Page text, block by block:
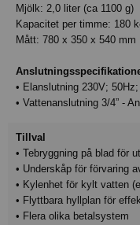
Mjölk: 2,0 liter (ca 1100 g)
Kapacitet per timme: 180
Mått: 780 x 350 x 540 mm
• Elanslutning 230V;
• Vattenanslutning 3/4” -
Tillval
• Tebryggning på blad för
• Underskåp för förvaring
• Kylenhet för kylt vatten
• Flyttbara hyllplan för
• Flera olika betalsystem